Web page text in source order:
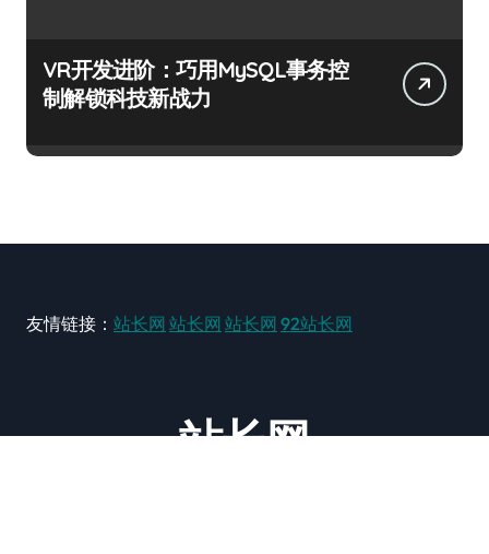
VR开发进阶：巧用MySQL事务控
制解锁科技新战力
友情链接： 站长网 站长网 站长网 92站长网
站长网